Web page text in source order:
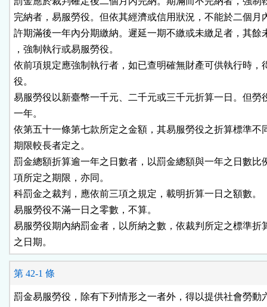
完納者，易服勞役。但依其經濟或信用狀況，不能於二個月
許期滿後一年內分期繳納。遲延一期不繳或未繳足者，其餘
，強制執行或易服勞役。
依前項規定應強制執行者，如已查明確無財產可供執行時，
役。
易服勞役以新臺幣一千元、二千元或三千元折算一日。但勞
一年。
依第五十一條第七款所定之金額，其易服勞役之折算標準不
期限較長者定之。
罰金總額折算逾一年之日數者，以罰金總額與一年之日數比
項所定之期限，亦同。
科罰金之裁判，應依前三項之規定，載明折算一日之額數。
易服勞役不滿一日之零數，不算。
易服勞役期內納罰金者，以所納之數，依裁判所定之標準折
之日期。
第 42-1 條
罰金易服勞役，除有下列情形之一者外，得以提供社會勞動